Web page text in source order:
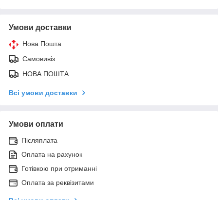
Умови доставки
Нова Пошта
Самовивіз
НОВА ПОШТА
Всі умови доставки
Умови оплати
Післяплата
Оплата на рахунок
Готівкою при отриманні
Оплата за реквізитами